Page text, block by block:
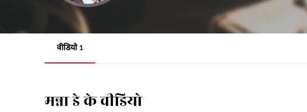
वीडियो 1
मन्ना डे के वीडियो